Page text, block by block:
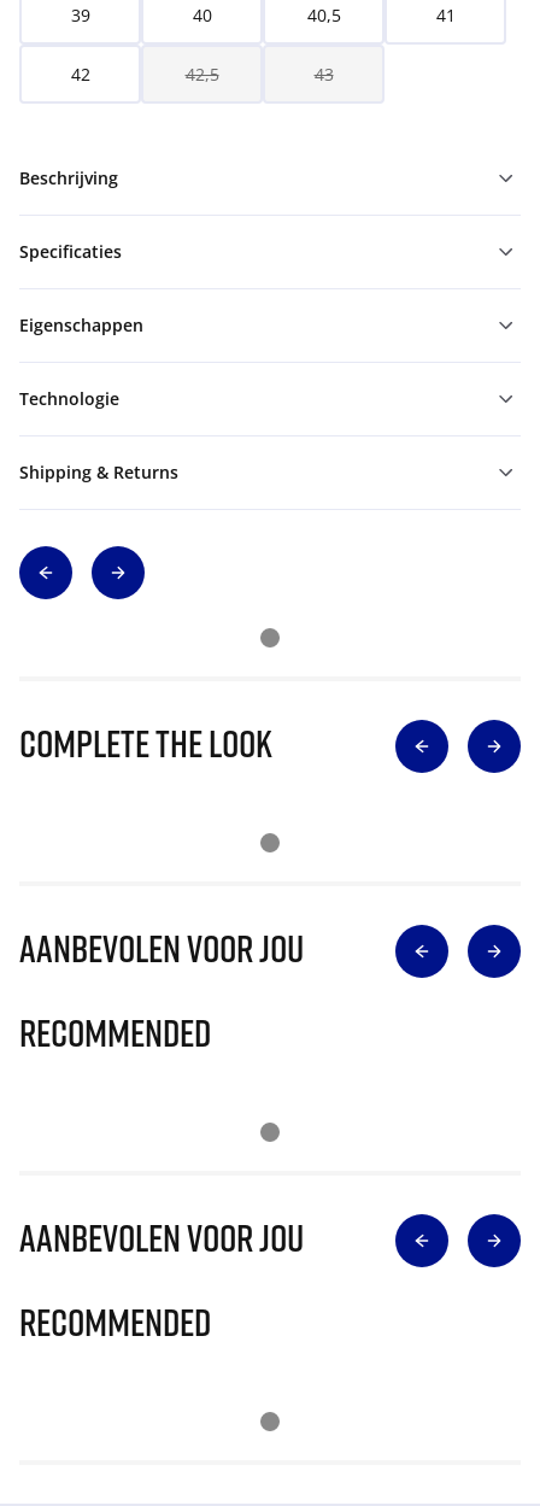
39 40 40,5 41
42 42,5 43
Beschrijving
Specificaties
Eigenschappen
Technologie
Shipping & Returns
Complete The Look
Aanbevolen voor jou
Recommended
Aanbevolen voor jou
Recommended